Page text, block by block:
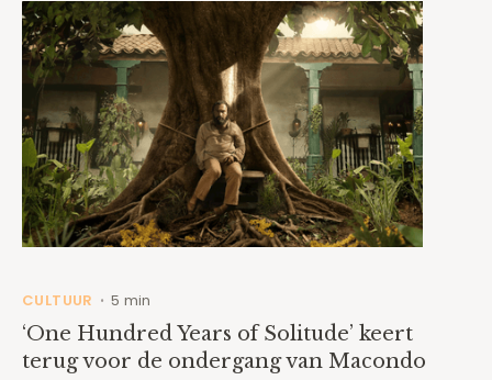
CULTUUR • 5 min
‘One Hundred Years of Solitude’ keert
terug voor de ondergang van Macondo